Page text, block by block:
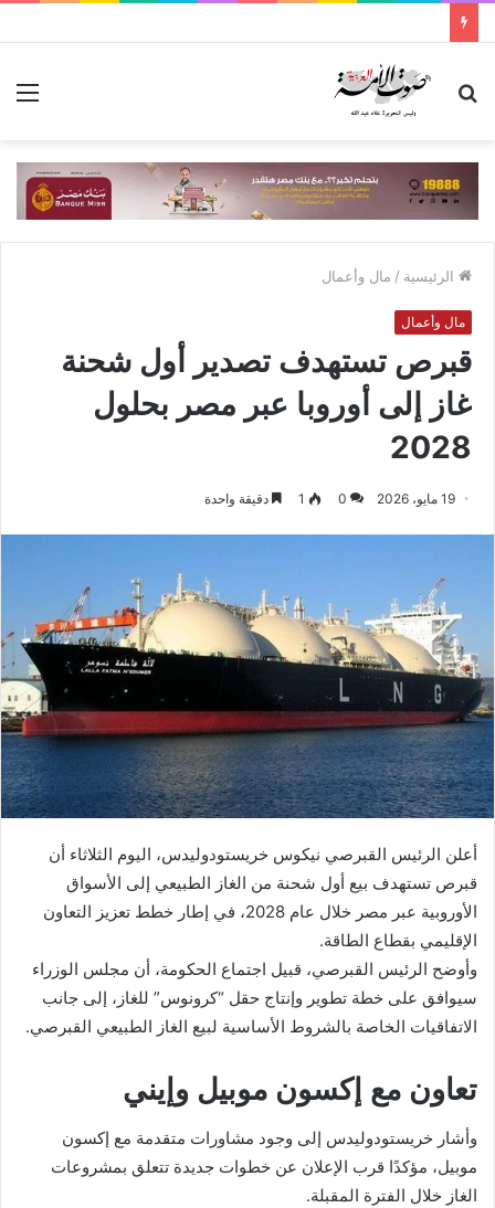
بحث
الرئيسية / مال وأعمال
مال وأعمال
قبرص تستهدف تصدير أول شحنة
غاز إلى أوروبا عبر مصر بحلول
2028
19 مايو، 2026 0
1 دقيقة واحدة
أعلن الرئيس القبرصي نيكوس خريستودولیدس، اليوم الثلاثاء أن
قبرص تستهدف بيع أول شحنة من الغاز الطبيعي إلى الأسواق
الأوروبية عبر مصر خلال عام 2028، في إطار خطط تعزيز التعاون
الإقليمي بقطاع الطاقة.
وأوضح الرئيس القبرصي، قبيل اجتماع الحكومة، أن مجلس الوزراء
سيوافق على خطة تطوير وإنتاج حقل “كرونوس” للغاز، إلى جانب
الاتفاقيات الخاصة بالشروط الأساسية لبيع الغاز الطبيعي القبرصي.
تعاون مع إكسون موبيل وإيني
وأشار خريستودوليدس إلى وجود مشاورات متقدمة مع إكسون
موبيل، مؤكدًا قرب الإعلان عن خطوات جديدة تتعلق بمشروعات
الغاز خلال الفترة المقبلة.